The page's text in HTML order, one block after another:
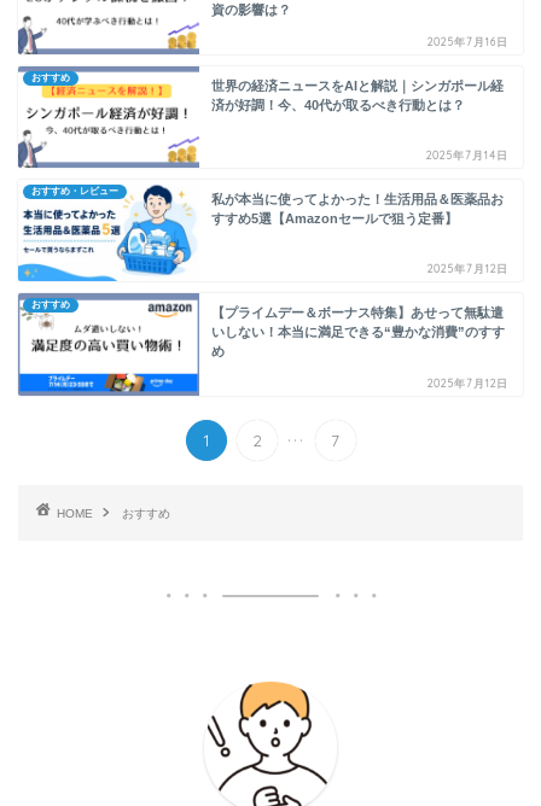
資の影響は？
2025年7月16日
おすすめ
世界の経済ニュースをAIと解説｜シンガポール経
済が好調！今、40代が取るべき行動とは？
2025年7月14日
おすすめ・レビュー
私が本当に使ってよかった！生活用品＆医薬品お
すすめ5選【Amazonセールで狙う定番】
2025年7月12日
おすすめ
【プライムデー＆ボーナス特集】あせって無駄遣
いしない！本当に満足できる“豊かな消費”のすす
め
2025年7月12日
1 2 ... 7
HOME おすすめ